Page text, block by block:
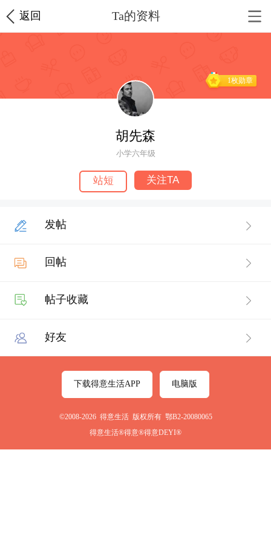
返回 Ta的资料
1枚勋章
胡先森
小学六年级
站短 关注TA
发帖
回帖
帖子收藏
好友
下载得意生活APP 电脑版
©2008-2026 得意生活 版权所有 鄂B2-20080065
得意生活®得意®得意DEYI®